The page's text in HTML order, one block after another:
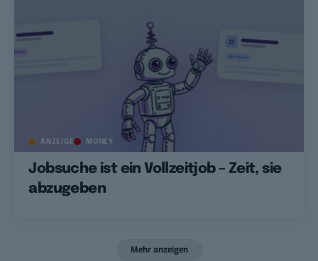
ANZEIGE MONEY
Jobsuche ist ein Vollzeitjob – Zeit, sie
abzugeben
Mehr anzeigen